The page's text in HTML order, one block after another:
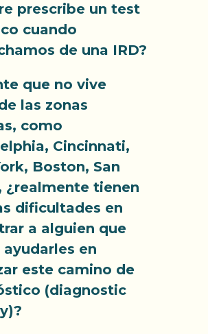
prescribe un test
cuando
de una IRD?
que no vive
las zonas
como
Cincinnati,
Boston, San
¿realmente tienen
dificultades en
a alguien que
ayudarles en
este camino de
(diagnostic